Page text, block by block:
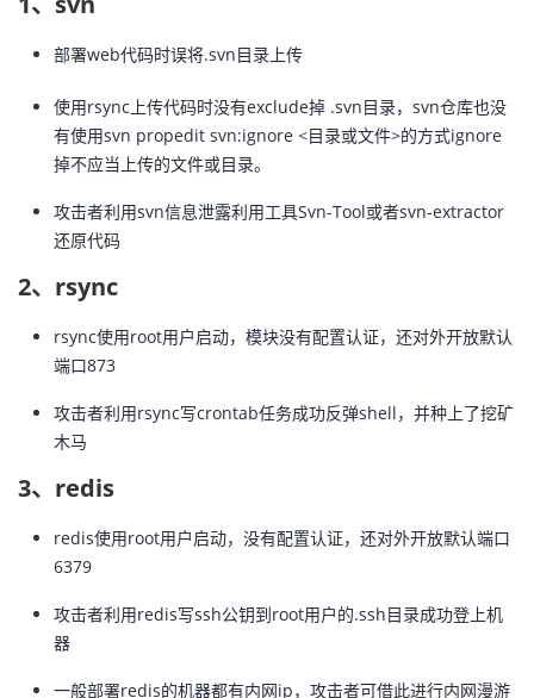
部署web代码时误将.svn目录上传
使用rsync上传代码时没有exclude掉 .svn目录，svn仓库也没
有使用svn propedit svn:ignore <目录或文件>的方式ignore
掉不应当上传的文件或目录。
攻击者利用svn信息泄露利用工具Svn-Tool或者svn-extractor
还原代码
2、rsync
rsync使用root用户启动，模块没有配置认证，还对外开放默认
端口873
攻击者利用rsync写crontab任务成功反弹shell，并种上了挖矿
木马
3、redis
redis使用root用户启动，没有配置认证，还对外开放默认端口
6379
攻击者利用redis写ssh公钥到root用户的.ssh目录成功登上机
器
一般部署redis的机器都有内网ip，攻击者可借此进行内网漫游